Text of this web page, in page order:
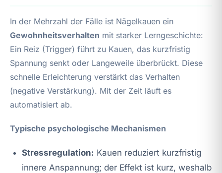
In der Mehrzahl der Fälle ist Nägelkauen ein
Gewohnheitsverhalten mit starker Lerngeschichte:
Ein Reiz (Trigger) führt zu Kauen, das kurzfristig
Spannung senkt oder Langeweile überbrückt. Diese
schnelle Erleichterung verstärkt das Verhalten
(negative Verstärkung). Mit der Zeit läuft es
automatisiert ab.
Typische psychologische Mechanismen
Stressregulation: Kauen reduziert kurzfristig
innere Anspannung; der Effekt ist kurz, weshalb